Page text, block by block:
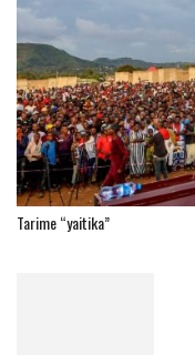
Tarime “yaitika”